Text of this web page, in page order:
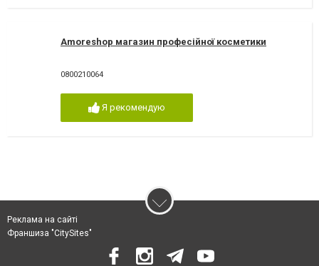
Amoreshop магазин професійної косметики
0800210064
Я рекомендую
Реклама на сайті
Франшиза "CitySites"